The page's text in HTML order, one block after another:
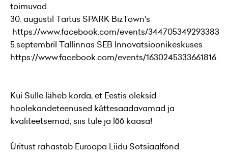
toimuvad
30. augustil Tartus SPARK BizTown's
https://www.facebook.com/events/344705349293383
5.septembril Tallinnas SEB Innovatsioonikeskuses
https://www.facebook.com/events/1630245333661816
Kui Sulle läheb korda, et Eestis oleksid
hoolekandeteenused kättesaadavamad ja
kvaliteetsemad, siis tule ja löö kaasa!
Üritust rahastab Euroopa Liidu Sotsiaalfond.